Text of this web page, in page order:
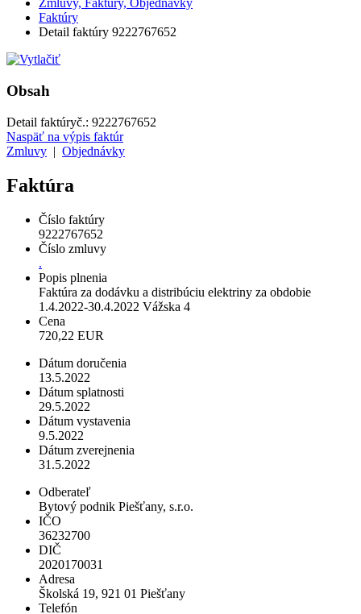
Zmluvy, Faktúry, Objednávky
Faktúry
Detail faktúry 9222767652
Obsah
Detail faktúryč.: 9222767652
Naspäť na výpis faktúr
Zmluvy | Objednávky
Faktúra
Číslo faktúry
9222767652
Číslo zmluvy
.
Popis plnenia
Faktúra za dodávku a distribúciu elektriny za obdobie
1.4.2022-30.4.2022 Vážska 4
Cena
720,22 EUR
Dátum doručenia
13.5.2022
Dátum splatnosti
29.5.2022
Dátum vystavenia
9.5.2022
Dátum zverejnenia
31.5.2022
Odberateľ
Bytový podnik Piešťany, s.r.o.
IČO
36232700
DIČ
2020170031
Adresa
Školská 19, 921 01 Piešťany
Telefón